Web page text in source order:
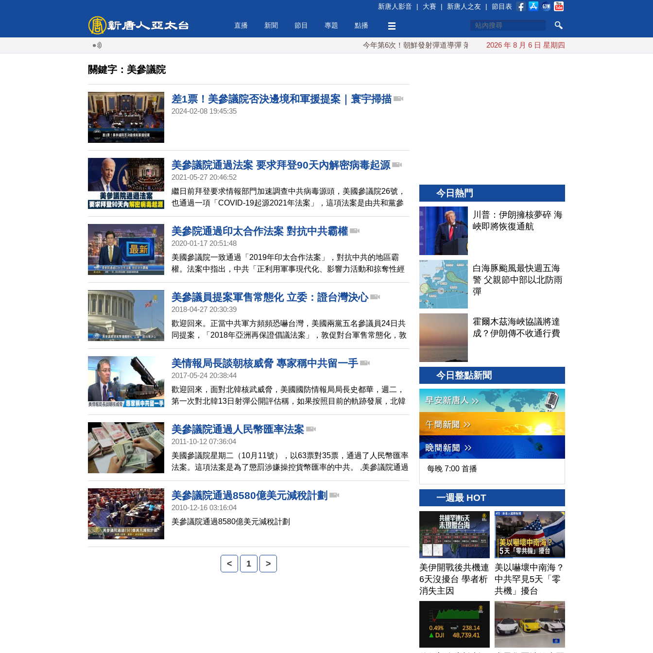
新唐人影音 | 大賽 | 新唐人之友 | 節目表
直播 新聞 節目 專題 點播
今年第6次！朝鮮發射彈道導彈 落日本EEZ外 紅海戰火續升溫 也門胡塞武裝稱又襲擊沙
2026 年 8 月 6 日 星期四
關鍵字：美參議院
差1票！美參議院否決邊境和軍援提案｜寰宇掃描
2024-02-08 19:45:35
美參議院通過法案 要求拜登90天內解密病毒起源
2021-05-27 20:46:52
繼日前拜登要求情報部門加速調查中共病毒源頭，美國參議院26號，
也通過一項「COVID-19起源2021年法案」，這項法案是由共和黨參
議員霍利（Josh Hawley）以及布勞恩（Mike Braun）共同提出，法
案要求國家情報總監，需在90天內，解密所有關於武漢實驗室，以及
中共病毒起源的情報。霍利表示，美國人民有權知道有關病毒起源的
家，而中共又在其中扮演了什麼角色。
美參院通過印太合作法案 對抗中共霸權
2020-01-17 20:51:48
美國參議院一致通過「2019年印太合作法案」，對抗中共的地區霸
權。法案中指出，中共「正利用軍事現代化、影響力活動和掠奪性經
濟行為對周邊國家進行脅迫，重新制定對中共有利的印太地區秩
序」。法案要求「美國和歐洲在印太地區拓展軍事、外交、經濟聯盟
與合作夥伴關係，並與此類同盟和夥伴國家合作，制定統一方針，共
美參議員提案軍售常態化 立委：證台灣決心
2018-04-27 20:30:39
歡迎回來。正當中共軍方頻頻恐嚇台灣，美國兩黨五名參議員24日共
同提案，「2018年亞洲再保證倡議法案」，敦促對台軍售常態化，敦
促美國高階官員訪台。
美情報局長談朝核威脅 專家稱中共留一手
2017-05-24 20:38:44
歡迎回來，面對北韓核武威脅，美國國防情報局局長史都華，週二，
第一次對北韓13日射彈公開評估稱，如果按照目前的軌跡發展，北韓
政權將「不可避免的」，離威脅美國本土這目標，更進一步。
美參議院通過人民幣匯率法案
2011-10-12 07:36:04
美國參議院星期二（10月11號），以63票對35票，通過了人民幣匯率
法案。這項法案是為了懲罰涉嫌操控貨幣匯率的中共。 ,美參議院通過
人民幣匯率法案
美參議院通過8580億美元減稅計劃
2010-12-16 03:16:04
美參議院通過8580億美元減稅計劃
< 1 >
今日熱門
川普：伊朗擁核夢碎 海
峽即將恢復通航
白海豚颱風最快週五海
警 父親節中部以北防雨
彈
霍爾木茲海峽協議將達
成？伊朗傳不收通行費
今日整點新聞
每晚 7:00 首播
一週最 HOT
美伊開戰後共機連
6天沒擾台 學者析
消失主因
美以嚇壞中南海？
中共罕見5天「零
共機」擾台